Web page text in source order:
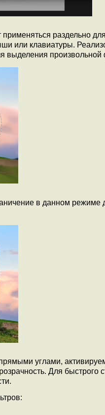
раздельно
или клавиатуры.
выделения
в данном режиме
углами,
Для быстрого